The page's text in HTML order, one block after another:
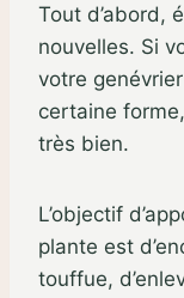
Tout d’abord,
nouvelles. Si
votre
certaine
très bien.
L’objectif
plante est
touffue,